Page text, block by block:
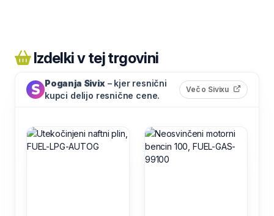
Izdelki v tej trgovini
Poganja Sivix – kjer resnični
kupci delijo resnične cene.
Več o Sivixu (odpre